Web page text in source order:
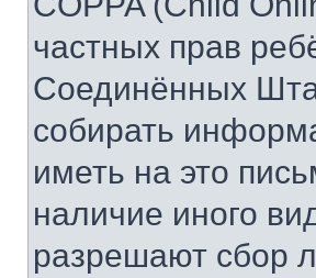
частных прав
Соединённых
собирать
иметь на это
наличие иного
разрешают сбор